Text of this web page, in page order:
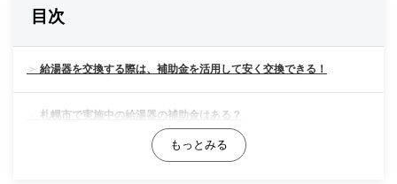
目次
給湯器を交換する際は、補助金を活用して安く交換できる！
札幌市で実施中の給湯器の補助金はある？
北海道で実施中の給湯器の補助金はある？